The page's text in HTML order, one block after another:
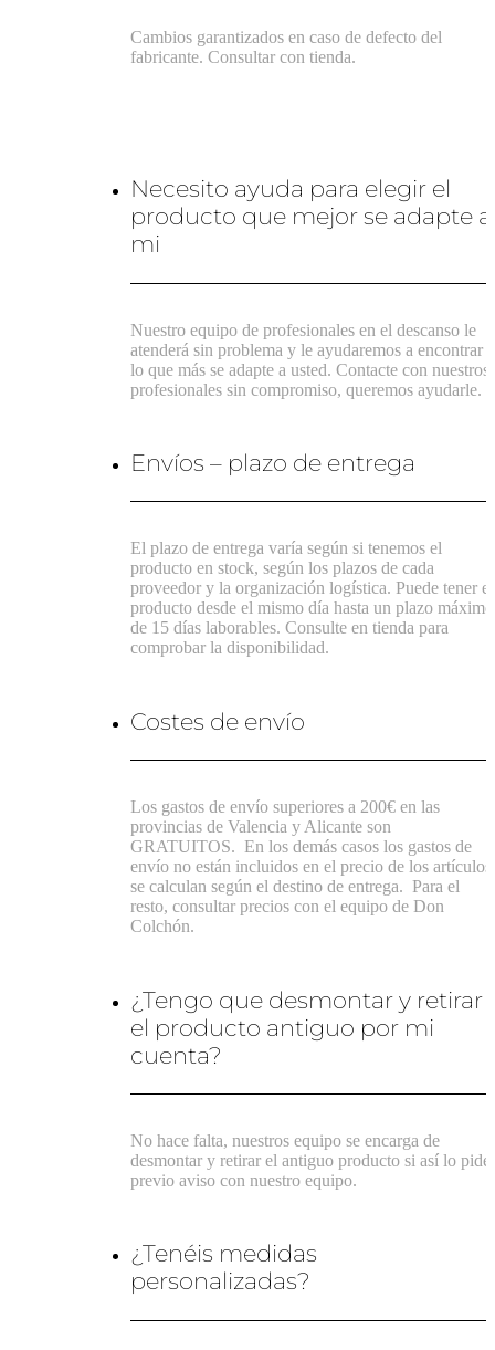
Cambios garantizados en caso de defecto del
fabricante. Consultar con tienda.
Necesito ayuda para elegir el
producto que mejor se adapte a
mi
Nuestro equipo de profesionales en el descanso le
atenderá sin problema y le ayudaremos a encontrar
lo que más se adapte a usted. Contacte con nuestros
profesionales sin compromiso, queremos ayudarle.
Envíos – plazo de entrega
El plazo de entrega varía según si tenemos el
producto en stock, según los plazos de cada
proveedor y la organización logística. Puede tener el
producto desde el mismo día hasta un plazo máximo
de 15 días laborables. Consulte en tienda para
comprobar la disponibilidad.
Costes de envío
Los gastos de envío superiores a 200€ en las
provincias de Valencia y Alicante son
GRATUITOS.En los demás casos los gastos de
envío no están incluidos en el precio de los
se calculan según el destino de entrega.Para el
resto, consultar precios con el equipo de Don
Colchón.
¿Tengo que desmontar y retirar
el producto antiguo por mi
cuenta?
No hace falta, nuestros equipo se encarga de
desmontar y retirar el antiguo producto si así lo pide,
previo aviso con nuestro equipo.
¿Tenéis medidas
personalizadas?